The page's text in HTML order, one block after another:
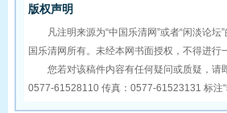
版权声明
凡注明来源为“中国乐清网”或者“闲淡论坛
国乐清网所有。未经本网书面授权，不得进
您若对该稿件内容有任何疑问或质疑，请
0577-61528110 传真：0577-61523131 标注“